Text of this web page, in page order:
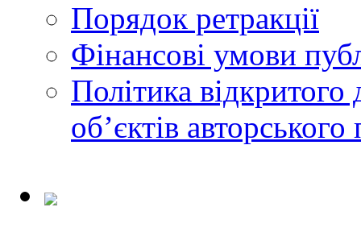
Порядок ретракції
Фінансові умови
Політика
обʼєктів авторського